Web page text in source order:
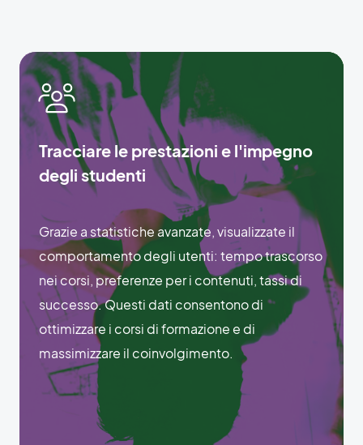
Tracciare le prestazioni e l'impegno
degli studenti
Grazie a statistiche avanzate, visualizzate il
comportamento degli utenti: tempo trascorso
nei corsi, preferenze per i contenuti, tassi di
successo. Questi dati consentono di
ottimizzare i corsi di formazione e di
massimizzare il coinvolgimento.